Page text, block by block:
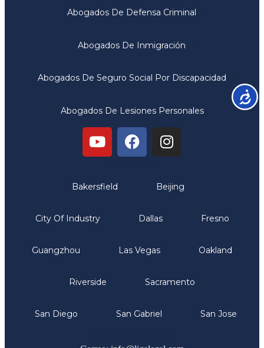
Abogados De Defensa Criminal
Abogados De Inmigración
Abogados De Seguro Social Por Discapacidad
Abogados De Lesiones Personales
Bakersfield Beijing
City Of Industry Dallas Fresno
Guangzhou Las Vegas Oakland
Riverside Sacramento
San Diego San Gabriel San Jose